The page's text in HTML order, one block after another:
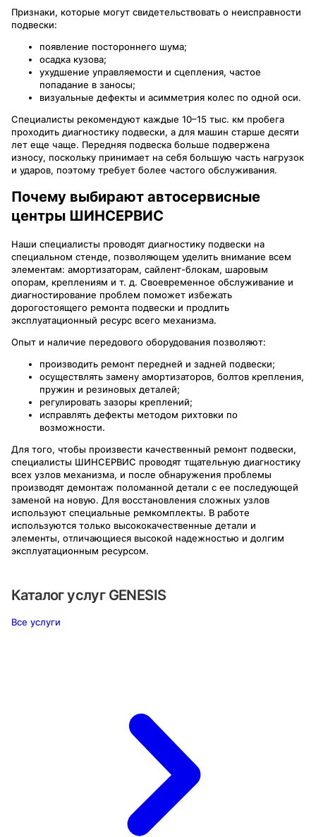
Признаки, которые могут свидетельствовать о неисправности
подвески:
появление постороннего шума;
осадка кузова;
ухудшение управляемости и сцепления, частое
попадание в заносы;
визуальные дефекты и асимметрия колес по одной оси.
Специалисты рекомендуют каждые 10–15 тыс. км пробега
проходить диагностику подвески, а для машин старше десяти
лет еще чаще. Передняя подвеска больше подвержена
износу, поскольку принимает на себя большую часть нагрузок
и ударов, поэтому требует более частого обслуживания.
Почему выбирают автосервисные
центры ШИНСЕРВИС
Наши специалисты проводят диагностику подвески на
специальном стенде, позволяющем уделить внимание всем
элементам: амортизаторам, сайлент-блокам, шаровым
опорам, креплениям и т. д. Своевременное обслуживание и
диагностирование проблем поможет избежать
дорогостоящего ремонта подвески и продлить
эксплуатационный ресурс всего механизма.
Опыт и наличие передового оборудования позволяют:
производить ремонт передней и задней подвески;
осуществлять замену амортизаторов, болтов крепления,
пружин и резиновых деталей;
регулировать зазоры креплений;
исправлять дефекты методом рихтовки по
возможности.
Для того, чтобы произвести качественный ремонт подвески,
специалисты ШИНСЕРВИС проводят тщательную диагностику
всех узлов механизма, и после обнаружения проблемы
производят демонтаж поломанной детали с ее последующей
заменой на новую. Для восстановления сложных узлов
используют специальные ремкомплекты. В работе
используются только высококачественные детали и
элементы, отличающиеся высокой надежностью и долгим
эксплуатационным ресурсом.
Каталог услуг GENESIS
Все услуги